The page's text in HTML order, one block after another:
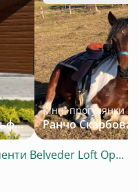
Крафтова сироварня «Мольфар»
Кінні прогулянки
Апартаменти Belveder Loft Opera Suite